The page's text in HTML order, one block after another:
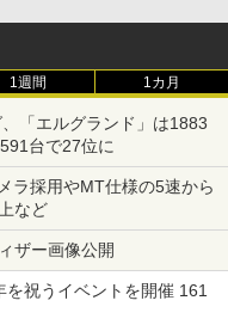
1週間 1カ月
「エルグランド」は1883
台で27位に
ラ採用やMT仕様の5速から
など
ザー画像公開
を祝うイベントを開催 161